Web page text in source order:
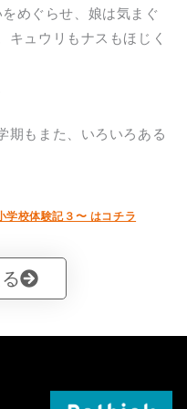
めぐらせ、娘は気まぐ
キュウリもナスもほじく
期もまた、いろいろある
学校体験記３〜 はコチラ